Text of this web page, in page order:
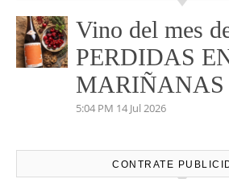
Vino del mes
PERDIDAS
MARIÑANAS
5:04 PM 14 Jul 2026
CONTRATE